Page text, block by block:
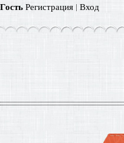
Гость Регистрация | Вход